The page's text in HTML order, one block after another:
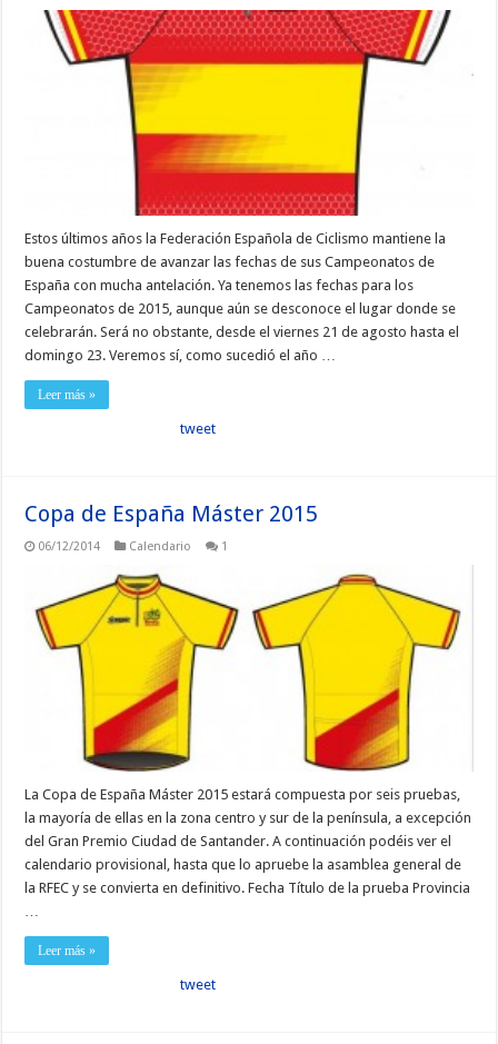
Estos últimos años la Federación Española de Ciclismo mantiene la
buena costumbre de avanzar las fechas de sus Campeonatos de
España con mucha antelación. Ya tenemos las fechas para los
Campeonatos de 2015, aunque aún se desconoce el lugar donde se
celebrarán. Será no obstante, desde el viernes 21 de agosto hasta el
domingo 23. Veremos sí, como sucedió el año …
Leer más »
tweet
Copa de España Máster 2015
06/12/2014 Calendario 1
La Copa de España Máster 2015 estará compuesta por seis pruebas,
la mayoría de ellas en la zona centro y sur de la península, a excepción
del Gran Premio Ciudad de Santander. A continuación podéis ver el
calendario provisional, hasta que lo apruebe la asamblea general de
la RFEC y se convierta en definitivo. Fecha Título de la prueba Provincia
Leer más »
tweet